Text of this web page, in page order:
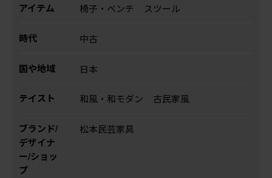
アイテム 椅子・ベンチ スツール
時代 中古
国や地域 日本
テイスト 和風・和モダン 古民家風
ブランド/
デザイナ
ー/ショッ
プ
松本民芸家具